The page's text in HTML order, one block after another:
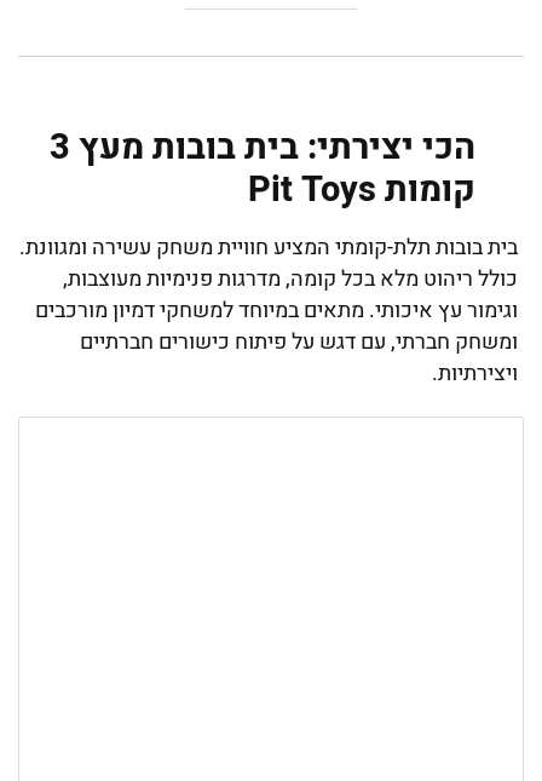
הכי יצירתי: בית בובות מעץ 3
קומות Pit Toys
בית בובות תלת-קומתי המציע חוויית משחק עשירה ומגוונת.
כולל ריהוט מלא בכל קומה, מדרגות פנימיות מעוצבות,
וגימור עץ איכותי. מתאים במיוחד למשחקי דמיון מורכבים
ומשחק חברתי, עם דגש על פיתוח כישורים חברתיים
ויצירתיות.